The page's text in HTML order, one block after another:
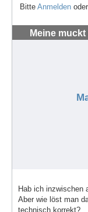
Bitte Anmelden oder
Meine
Hab ich inzwischen
Aber wie löst man
technisch korrekt?